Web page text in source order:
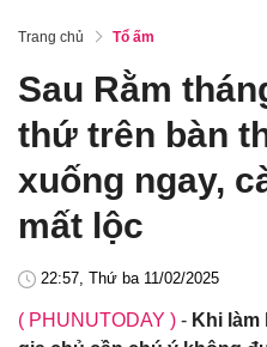
Trang chủ Tổ ấm
Sau Rằm
thứ trên bàn
xuống ngay,
mất lộc
22:57, Thứ ba 11/02/2025
( PHUNUTODAY ) - Khi làm